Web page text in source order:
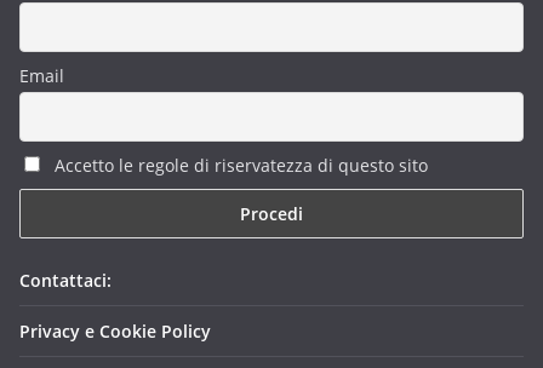
Email
Accetto le regole di riservatezza di questo sito
Contattaci:
Privacy e Cookie Policy